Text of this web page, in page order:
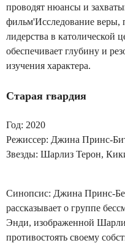
проводят нюансы и
фильм'Исследование веры,
лидерства в католической
обеспечивает глубину и
изучения характера.
Старая гвардия
Год: 2020
Режиссер: Джина Принс-
Звезды: Шарлиз Терон,
Синопсис: Джина Принс-
рассказывает о группе
Энди, изображенной
противостоять своему